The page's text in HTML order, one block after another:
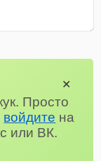
Просто
войдите на
или ВК.
✕